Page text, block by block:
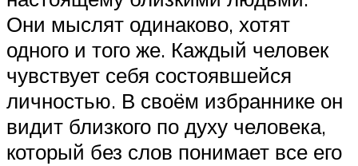
Они мыслят одинаково, хотят
одного и того же. Каждый человек
чувствует себя состоявшейся
личностью. В своём избраннике он
видит близкого по духу человека,
который без слов понимает все его